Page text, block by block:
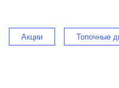
Акции Топочные